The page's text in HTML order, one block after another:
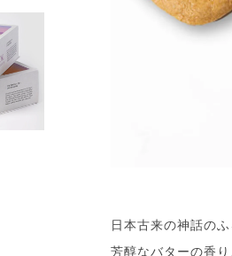
日本古来の神話の
芳醇なバターの香